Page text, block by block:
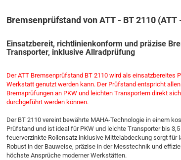
Bremsenprüfstand von ATT - BT 2110
Einsatzbereit, richtlinienkonform und präzise
Transporter, inklusive Allradprüfung
Der ATT Bremsenprüfstand BT 2110 wird als einsatzbereites
Werkstatt genutzt werden kann. Der Prüfstand entspricht
Bremsprüfungen an PKW und leichten Transportern direkt
durchgeführt werden können.
Der BT 2110 vereint bewährte MAHA-Technologie in einem
Prüfstand und ist ideal für PKW und leichte Transporter bis
feuerverzinkte Rollensatz inklusive Mittelabdeckung sorgt für
Robust in der Bauweise, präzise in der Messtechnik und
höchste Ansprüche moderner Werkstätten.